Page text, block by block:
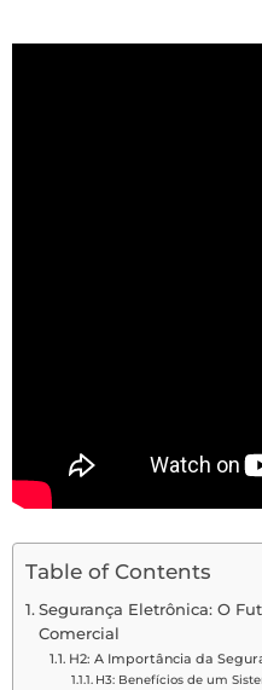
Table of Contents
Segurança Eletrônica: O
Comercial
H2: A Importância da
H3: Benefícios de um